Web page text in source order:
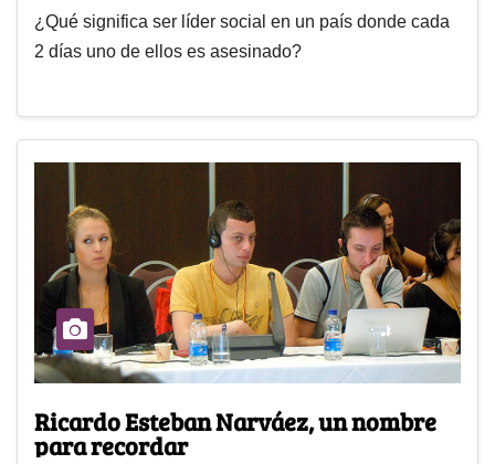
¿Qué significa ser líder social en un país donde cada
2 días uno de ellos es asesinado?
Ricardo Esteban Narváez, un nombre
para recordar